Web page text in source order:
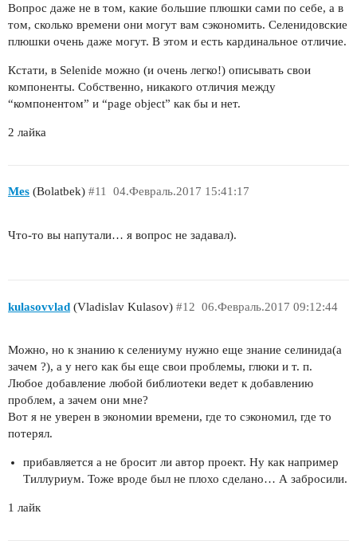
Вопрос даже не в том, какие большие плюшки сами по себе, а в
том, сколько времени они могут вам сэкономить. Селенидовские
плюшки очень даже могут. В этом и есть кардинальное отличие.
Кстати, в Selenide можно (и очень легко!) описывать свои
компоненты. Собственно, никакого отличия между
“компонентом” и “page object” как бы и нет.
2 лайка
Mes (Bolatbek) 04.Февраль.2017 15:41:17
#11
Что-то вы напутали… я вопрос не задавал).
kulasovvlad (Vladislav Kulasov) 06.Февраль.2017 09:12:44
#12
Можно, но к знанию к селениуму нужно еще знание селинида(а
зачем ?), а у него как бы еще свои проблемы, глюки и т. п.
Любое добавление любой библиотеки ведет к добавлению
проблем, а зачем они мне?
Вот я не уверен в экономии времени, где то сэкономил, где то
потерял.
прибавляется а не бросит ли автор проект. Ну как например
Тиллуриум. Тоже вроде был не плохо сделано… А забросили.
1 лайк